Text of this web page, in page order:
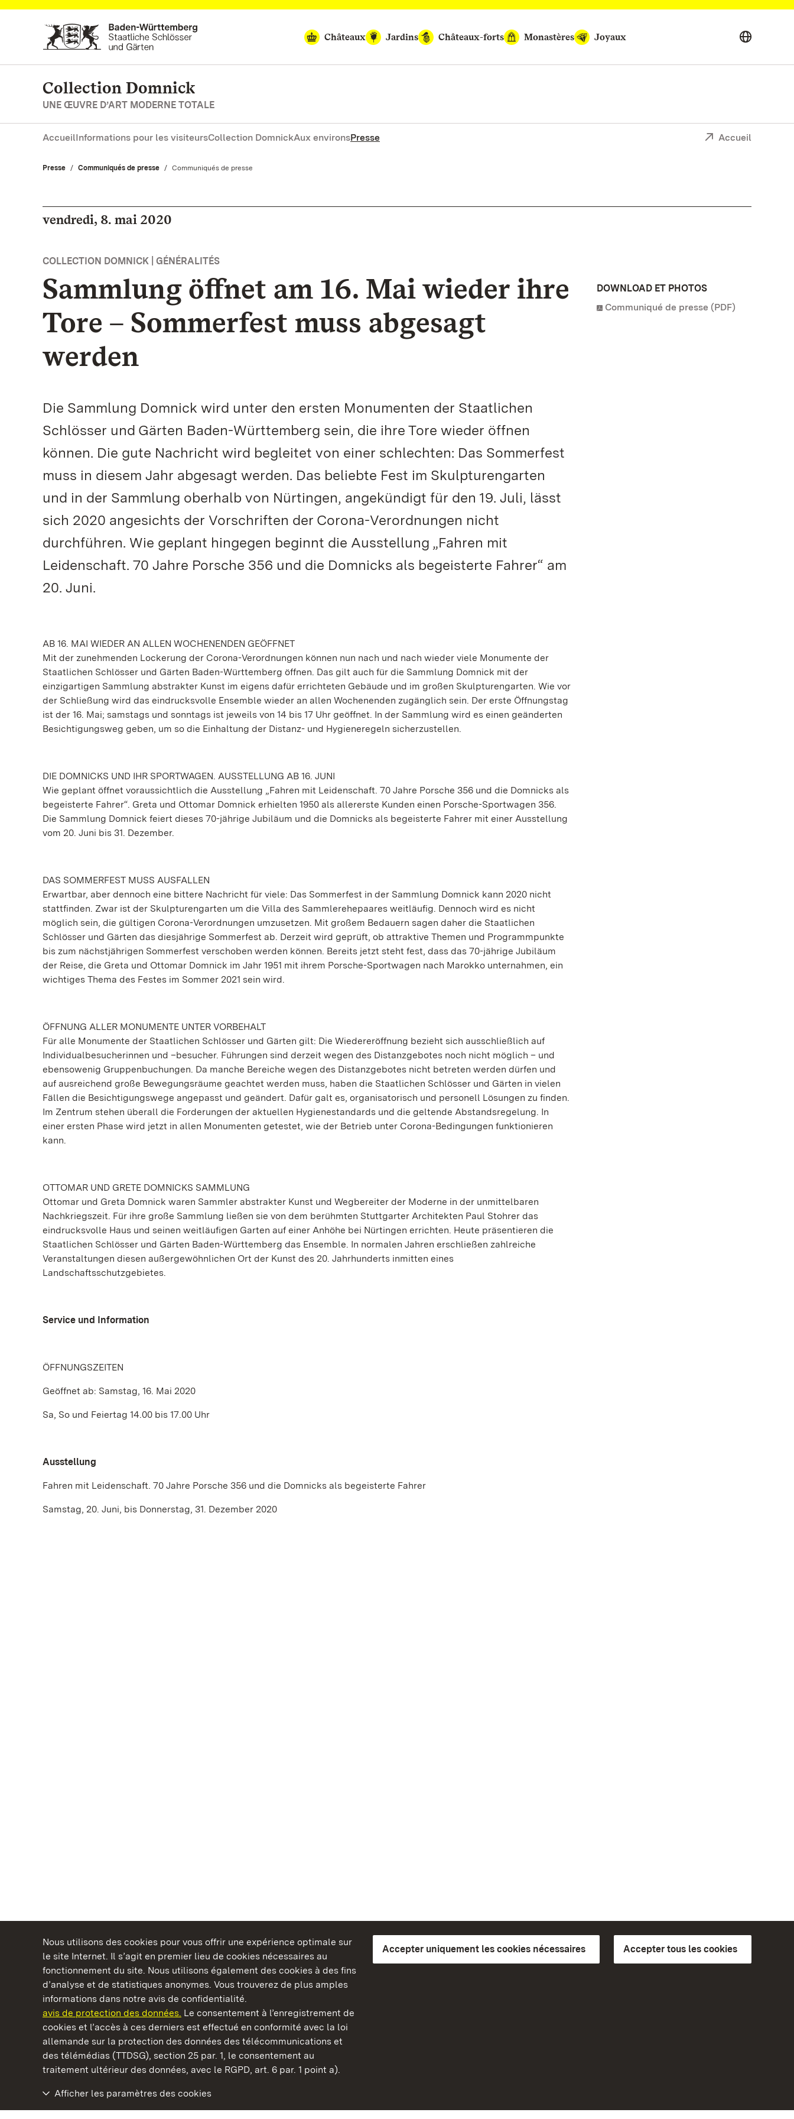
Nous utilisons des cookies pour vous offrir une expérience optimale sur
le site Internet. Il s’agit en premier lieu de cookies nécessaires au
fonctionnement du site. Nous utilisons également des cookies à des fins
d’analyse et de statistiques anonymes. Vous trouverez de plus amples
informations dans notre avis de confidentialité.
avis de protection des données. Le consentement à l’enregistrement de
cookies et l’accès à ces derniers est effectué en conformité avec la loi
allemande sur la protection des données des télécommunications et
des télémédias (TTDSG), section 25 par. 1, le consentement au
traitement ultérieur des données, avec le RGPD, art. 6 par. 1 point a).
Accepter uniquement les cookies nécessaires Accepter tous les cookies
Afficher les paramètres des cookies
Vers la page d’accueil
Châteaux
Jardins Châteaux-forts Monastères Joyaux
Collection Domnick
UNE ŒUVRE D’ART MODERNE TOTALE
AccueilInformations pour les visiteursCollection DomnickAux environsPresse Accueil
Presse Communiqués de presse Actuel:
Communiqués de presse
vendredi, 8. mai 2020
COLLECTION DOMNICK | GÉNÉRALITÉS
Sammlung öffnet am 16. Mai wieder ihre
Tore – Sommerfest muss abgesagt
werden
Die Sammlung Domnick wird unter den ersten Monumenten der Staatlichen
Schlösser und Gärten Baden-Württemberg sein, die ihre Tore wieder öffnen
können. Die gute Nachricht wird begleitet von einer schlechten: Das Sommerfest
muss in diesem Jahr abgesagt werden. Das beliebte Fest im Skulpturengarten
und in der Sammlung oberhalb von Nürtingen, angekündigt für den 19. Juli, lässt
sich 2020 angesichts der Vorschriften der Corona-Verordnungen nicht
durchführen. Wie geplant hingegen beginnt die Ausstellung „Fahren mit
Leidenschaft. 70 Jahre Porsche 356 und die Domnicks als begeisterte Fahrer“ am
20. Juni.
AB 16. MAI WIEDER AN ALLEN WOCHENENDEN GEÖFFNET
Mit der zunehmenden Lockerung der Corona-Verordnungen können nun nach und nach wieder viele Monumente der
Staatlichen Schlösser und Gärten Baden-Württemberg öffnen. Das gilt auch für die Sammlung Domnick mit der
einzigartigen Sammlung abstrakter Kunst im eigens dafür errichteten Gebäude und im großen Skulpturengarten. Wie vor
der Schließung wird das eindrucksvolle Ensemble wieder an allen Wochenenden zugänglich sein. Der erste Öffnungstag
ist der 16. Mai; samstags und sonntags ist jeweils von 14 bis 17 Uhr geöffnet. In der Sammlung wird es einen geänderten
Besichtigungsweg geben, um so die Einhaltung der Distanz- und Hygieneregeln sicherzustellen.
DIE DOMNICKS UND IHR SPORTWAGEN. AUSSTELLUNG AB 16. JUNI
Wie geplant öffnet voraussichtlich die Ausstellung „Fahren mit Leidenschaft. 70 Jahre Porsche 356 und die Domnicks als
begeisterte Fahrer“. Greta und Ottomar Domnick erhielten 1950 als allererste Kunden einen Porsche-Sportwagen 356.
Die Sammlung Domnick feiert dieses 70-jährige Jubiläum und die Domnicks als begeisterte Fahrer mit einer Ausstellung
vom 20. Juni bis 31. Dezember.
DAS SOMMERFEST MUSS AUSFALLEN
Erwartbar, aber dennoch eine bittere Nachricht für viele: Das Sommerfest in der Sammlung Domnick kann 2020 nicht
stattfinden. Zwar ist der Skulpturengarten um die Villa des Sammlerehepaares weitläufig. Dennoch wird es nicht
möglich sein, die gültigen Corona-Verordnungen umzusetzen. Mit großem Bedauern sagen daher die Staatlichen
Schlösser und Gärten das diesjährige Sommerfest ab. Derzeit wird geprüft, ob attraktive Themen und Programmpunkte
bis zum nächstjährigen Sommerfest verschoben werden können. Bereits jetzt steht fest, dass das 70-jährige Jubiläum
der Reise, die Greta und Ottomar Domnick im Jahr 1951 mit ihrem Porsche-Sportwagen nach Marokko unternahmen, ein
wichtiges Thema des Festes im Sommer 2021 sein wird.
ÖFFNUNG ALLER MONUMENTE UNTER VORBEHALT
Für alle Monumente der Staatlichen Schlösser und Gärten gilt: Die Wiedereröffnung bezieht sich ausschließlich auf
Individualbesucherinnen und –besucher. Führungen sind derzeit wegen des Distanzgebotes noch nicht möglich – und
ebensowenig Gruppenbuchungen. Da manche Bereiche wegen des Distanzgebotes nicht betreten werden dürfen und
auf ausreichend große Bewegungsräume geachtet werden muss, haben die Staatlichen Schlösser und Gärten in vielen
Fällen die Besichtigungswege angepasst und geändert. Dafür galt es, organisatorisch und personell Lösungen zu finden.
Im Zentrum stehen überall die Forderungen der aktuellen Hygienestandards und die geltende Abstandsregelung. In
einer ersten Phase wird jetzt in allen Monumenten getestet, wie der Betrieb unter Corona-Bedingungen funktionieren
kann.
OTTOMAR UND GRETE DOMNICKS SAMMLUNG
Ottomar und Greta Domnick waren Sammler abstrakter Kunst und Wegbereiter der Moderne in der unmittelbaren
Nachkriegszeit. Für ihre große Sammlung ließen sie von dem berühmten Stuttgarter Architekten Paul Stohrer das
eindrucksvolle Haus und seinen weitläufigen Garten auf einer Anhöhe bei Nürtingen errichten. Heute präsentieren die
Staatlichen Schlösser und Gärten Baden-Württemberg das Ensemble. In normalen Jahren erschließen zahlreiche
Veranstaltungen diesen außergewöhnlichen Ort der Kunst des 20. Jahrhunderts inmitten eines
Landschaftsschutzgebietes.
Service und Information
ÖFFNUNGSZEITEN
Geöffnet ab: Samstag, 16. Mai 2020
Sa, So und Feiertag 14.00 bis 17.00 Uhr
Ausstellung
Fahren mit Leidenschaft. 70 Jahre Porsche 356 und die Domnicks als begeisterte Fahrer
Samstag, 20. Juni, bis Donnerstag, 31. Dezember 2020
DOWNLOAD ET PHOTOS
Communiqué de presse (PDF)
Châteaux et jardins publics du Bade-Wurtemberg
Collection Domnick
BITV-konform (geprüfte Seiten)